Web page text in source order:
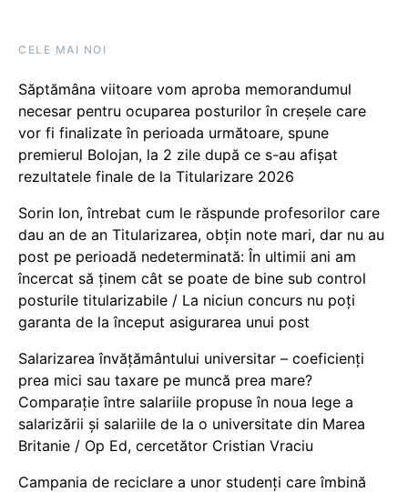
CELE MAI NOI
Săptămâna viitoare vom aproba memorandumul
necesar pentru ocuparea posturilor în creșele care
vor fi finalizate în perioada următoare, spune
premierul Bolojan, la 2 zile după ce s-au afișat
rezultatele finale de la Titularizare 2026
Sorin Ion, întrebat cum le răspunde profesorilor care
dau an de an Titularizarea, obțin note mari, dar nu au
post pe perioadă nedeterminată: În ultimii ani am
încercat să ținem cât se poate de bine sub control
posturile titularizabile / La niciun concurs nu poți
garanta de la început asigurarea unui post
Salarizarea învățământului universitar – coeficienți
prea mici sau taxare pe muncă prea mare?
Comparație între salariile propuse în noua lege a
salarizării și salariile de la o universitate din Marea
Britanie / Op Ed, cercetător Cristian Vraciu
Campania de reciclare a unor studenți care îmbină